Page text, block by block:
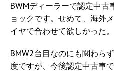
BWMディーラーで認定中古
ョックです。せめて、海外
イヤで合わせて欲しかった。
BMW2台目なのにも関わら
度ですが、今後認定中古車